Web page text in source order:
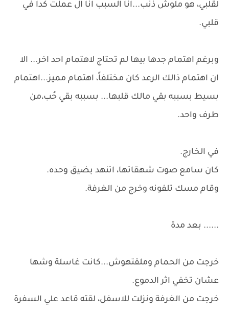
لقلبي، هو ملوش ذنب...انا السبب انا ال عملت كدا في
قلبي.
وبرغم اهتمام جدها بيها لم تحتاج لاهتمام احد اخر... الا
ان اهتمام ذالك الرعد كان مختلفاً، اهتمام مميز...اهتمام
بسيط بسببه بقي مالك قلبها... بسببه بقي حُب،من
طرف واحد.
في الخارج.
كان سامع صوت شهقاتها، اتنهد بضيق وحده.
وقام مسك تلفونه وخرج من الغرفة.
...... بعد مدة
خرجت من الحمام وملقتهوش...كانت غاسلة وشها
عشان تخفي اثر الدموع.
خرجت من الغرفة ونزلت للاسفل، لقته قاعد علي السفرة